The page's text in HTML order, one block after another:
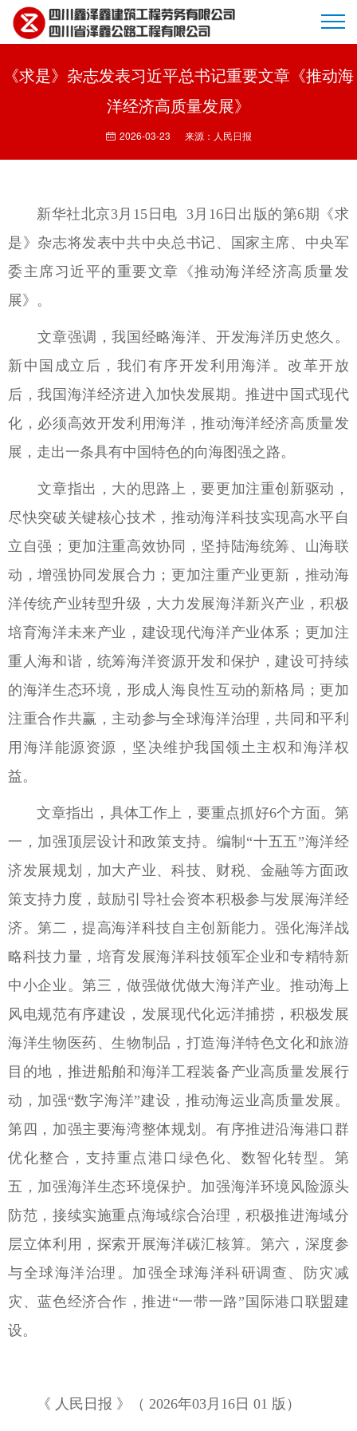
首页
新闻动态
企业文化
联系我们
《求是》杂志发表习近平总书记重要文章《推动海
洋经济高质量发展》
2026-03-23 来源：人民日报
新华社北京3月15日电 3月16日出版的第6期《求
是》杂志将发表中共中央总书记、国家主席、中央军
委主席习近平的重要文章《推动海洋经济高质量发
展》。
文章强调，我国经略海洋、开发海洋历史悠久。
新中国成立后，我们有序开发利用海洋。改革开放
后，我国海洋经济进入加快发展期。推进中国式现代
化，必须高效开发利用海洋，推动海洋经济高质量发
展，走出一条具有中国特色的向海图强之路。
文章指出，大的思路上，要更加注重创新驱动，
尽快突破关键核心技术，推动海洋科技实现高水平自
立自强；更加注重高效协同，坚持陆海统筹、山海联
动，增强协同发展合力；更加注重产业更新，推动海
洋传统产业转型升级，大力发展海洋新兴产业，积极
培育海洋未来产业，建设现代海洋产业体系；更加注
重人海和谐，统筹海洋资源开发和保护，建设可持续
的海洋生态环境，形成人海良性互动的新格局；更加
注重合作共赢，主动参与全球海洋治理，共同和平利
用海洋能源资源，坚决维护我国领土主权和海洋权
益。
文章指出，具体工作上，要重点抓好6个方面。第
一，加强顶层设计和政策支持。编制“十五五”海洋经
济发展规划，加大产业、科技、财税、金融等方面政
策支持力度，鼓励引导社会资本积极参与发展海洋经
济。第二，提高海洋科技自主创新能力。强化海洋战
略科技力量，培育发展海洋科技领军企业和专精特新
中小企业。第三，做强做优做大海洋产业。推动海上
风电规范有序建设，发展现代化远洋捕捞，积极发展
海洋生物医药、生物制品，打造海洋特色文化和旅游
目的地，推进船舶和海洋工程装备产业高质量发展行
动，加强“数字海洋”建设，推动海运业高质量发展。
第四，加强主要海湾整体规划。有序推进沿海港口群
优化整合，支持重点港口绿色化、数智化转型。第
五，加强海洋生态环境保护。加强海洋环境风险源头
防范，接续实施重点海域综合治理，积极推进海域分
层立体利用，探索开展海洋碳汇核算。第六，深度参
与全球海洋治理。加强全球海洋科研调查、防灾减
灾、蓝色经济合作，推进“一带一路”国际港口联盟建
设。
《 人民日报 》（ 2026年03月16日 01 版）